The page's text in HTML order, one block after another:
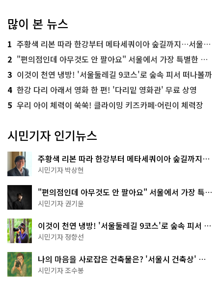
많이 본 뉴스
1 주황색 리본 따라 한강부터 메타세쿼이아 숲길까지…서울둘레길 15코스
2 "편의점인데 아무것도 안 팔아요" 서울에서 가장 특별한 편의점의 정체
3 이것이 천연 냉방! '서울둘레길 9코스'로 숲속 피서 떠나볼까
4 한강 다리 아래서 영화 한 편! '다리밑 영화관' 무료 상영
5 우리 아이 체력이 쑥쑥! 클라이밍 키즈카페·어린이 체력장
시민기자 인기뉴스
주황색 리본 따라 한강부터 메타세쿼이아 숲길까지…
서울둘레길 15코스
시민기자 박상현
"편의점인데 아무것도 안 팔아요" 서울에서 가장 특별
한 편의점의 정체
시민기자 권기윤
이것이 천연 냉방! '서울둘레길 9코스'로 숲속 피서 떠
나볼까
시민기자 정향선
나의 마음을 사로잡은 건축물은? '서울시 건축상' 수
상작 공개!
시민기자 조수봉